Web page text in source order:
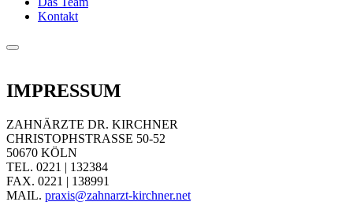
Kontakt
IMPRESSUM
ZAHNÄRZTE DR. KIRCHNER
CHRISTOPHSTRASSE 50-52
50670 KÖLN
TEL. 0221 | 132384
FAX. 0221 | 138991
MAIL. praxis@zahnarzt-kirchner.net